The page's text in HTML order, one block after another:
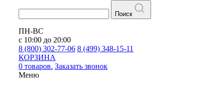
Поиск
ПН-ВС
с 10:00 до 20:00
8 (800) 302-77-06 8 (499) 348-15-11
КОРЗИНА
0 товаров. Заказать звонок
Меню